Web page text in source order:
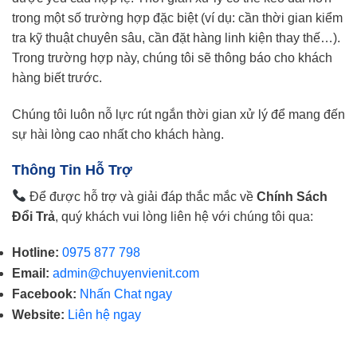
trong một số trường hợp đặc biệt (ví dụ: cần thời gian kiểm
tra kỹ thuật chuyên sâu, cần đặt hàng linh kiện thay thế…).
Trong trường hợp này, chúng tôi sẽ thông báo cho khách
hàng biết trước.
Chúng tôi luôn nỗ lực rút ngắn thời gian xử lý để mang đến
sự hài lòng cao nhất cho khách hàng.
Thông Tin Hỗ Trợ
Để được hỗ trợ và giải đáp thắc mắc vềChính Sách
Đổi Trả, quý khách vui lòng liên hệ với chúng tôi qua:
Hotline: 0975 877 798
Email: admin@chuyenvienit.com
Facebook: Nhấn Chat ngay
Website: Liên hệ ngay